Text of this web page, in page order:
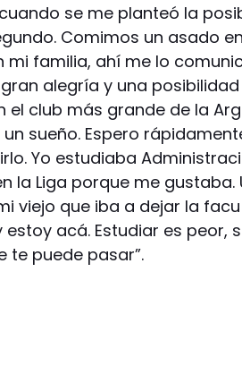
se me planteó la
Comimos un asado
mi familia, ahí me lo
alegría y una
el club más grande de la
sueño. Espero
Yo estudiaba
la Liga porque me gustaba.
viejo que iba a dejar la
estoy acá. Estudiar es peor,
te puede pasar”.